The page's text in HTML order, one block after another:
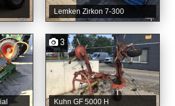
Lemken Zirkon 7-300
3
Kuhn GF 5000 H